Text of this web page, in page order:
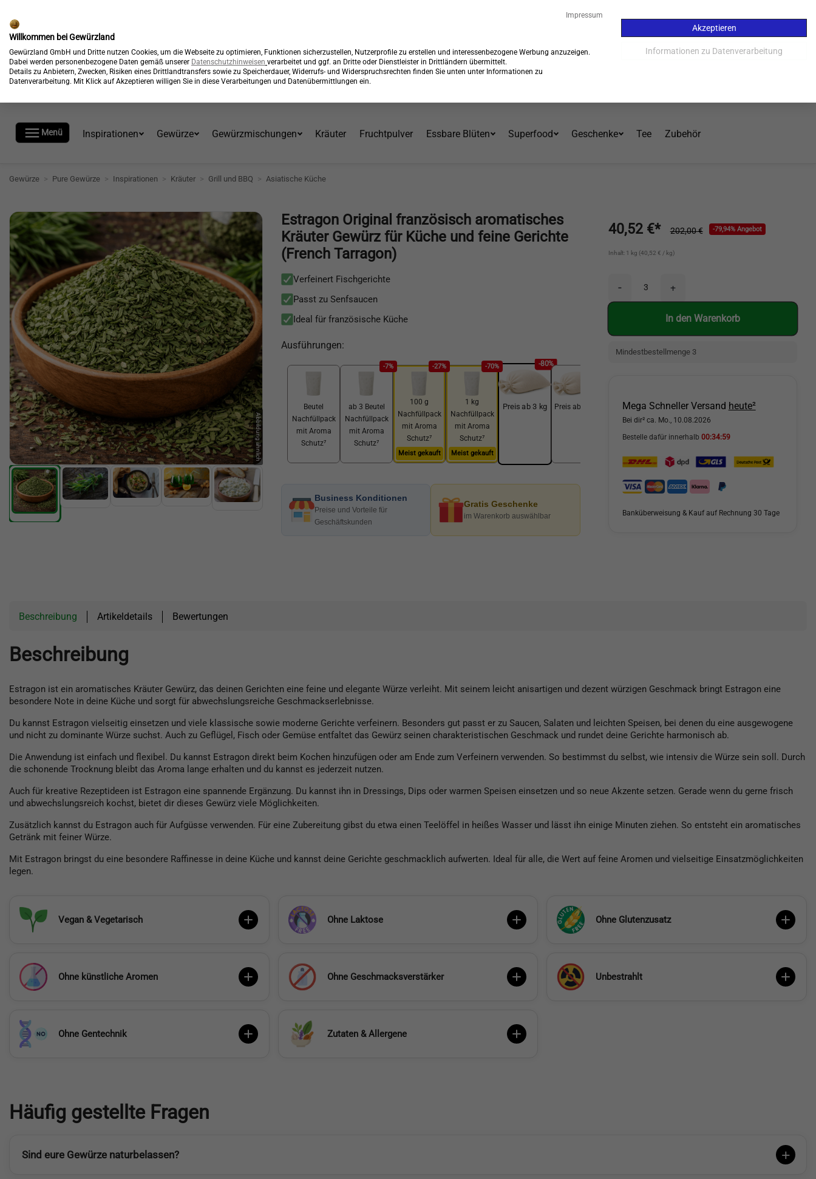
Kostenloser Versand* Kauf auf Rechnung - 30 Tage
 Menü Inspirationen Gewürze Gewürzmischungen Kräuter Fruchtpulver Essbare Blüten Superfood Geschenke Tee Zubehör
Gewürze > Pure Gewürze > Inspirationen > Kräuter > Grill und BBQ > Asiatische Küche
Estragon Original französisch aromatisches
Kräuter Gewürz für Küche und feine Gerichte
(French Tarragon)
Verfeinert Fischgerichte
Passt zu Senfsaucen
Ideal für französische Küche
Ausführungen:
Beutel
Nachfüllpack
mit Aroma
Schutz⁷
-7%
ab 3 Beutel
Nachfüllpack
mit Aroma
Schutz⁷
-27%
100 g
Nachfüllpack
mit Aroma
Schutz⁷
Meist gekauft
-70%
1 kg
Nachfüllpack
mit Aroma
Schutz⁷
Meist gekauft
-80%
Preis ab 3 kg Preis ab 25 kg
Business Konditionen
Preise und Vorteile für
Geschäftskunden
Gratis Geschenke
im Warenkorb auswählbar
40,52 €* 202,00 € -79,94% Angebot
Inhalt: 1 kg (40,52 € / kg)
- +
In den Warenkorb
Mindestbestellmenge 3
Mega Schneller Versand heute²
Bei dir² ca. Mo., 10.08.2026
Bestelle dafür innerhalb 00:34:57
Banküberweisung & Kauf auf Rechnung 30 Tage
Beschreibung Artikeldetails Bewertungen
Beschreibung
Estragon ist ein aromatisches Kräuter Gewürz, das deinen Gerichten eine feine und elegante Würze verleiht. Mit seinem leicht anisartigen und dezent würzigen Geschmack bringt Estragon eine
besondere Note in deine Küche und sorgt für abwechslungsreiche Geschmackserlebnisse.
Du kannst Estragon vielseitig einsetzen und viele klassische sowie moderne Gerichte verfeinern. Besonders gut passt er zu Saucen, Salaten und leichten Speisen, bei denen du eine ausgewogene
und nicht zu dominante Würze suchst. Auch zu Geflügel, Fisch oder Gemüse entfaltet das Gewürz seinen charakteristischen Geschmack und rundet deine Gerichte harmonisch ab.
Die Anwendung ist einfach und flexibel. Du kannst Estragon direkt beim Kochen hinzufügen oder am Ende zum Verfeinern verwenden. So bestimmst du selbst, wie intensiv die Würze sein soll. Durch
die schonende Trocknung bleibt das Aroma lange erhalten und du kannst es jederzeit nutzen.
Auch für kreative Rezeptideen ist Estragon eine spannende Ergänzung. Du kannst ihn in Dressings, Dips oder warmen Speisen einsetzen und so neue Akzente setzen. Gerade wenn du gerne frisch
und abwechslungsreich kochst, bietet dir dieses Gewürz viele Möglichkeiten.
Zusätzlich kannst du Estragon auch für Aufgüsse verwenden. Für eine Zubereitung gibst du etwa einen Teelöffel in heißes Wasser und lässt ihn einige Minuten ziehen. So entsteht ein aromatisches
Getränk mit feiner Würze.
Mit Estragon bringst du eine besondere Raffinesse in deine Küche und kannst deine Gerichte geschmacklich aufwerten. Ideal für alle, die Wert auf feine Aromen und vielseitige Einsatzmöglichkeiten
legen.
Vegan & Vegetarisch Ohne Laktose Ohne Glutenzusatz
Ohne künstliche Aromen Ohne Geschmacksverstärker Unbestrahlt
Ohne Gentechnik Zutaten & Allergene
Häufig gestellte Fragen
Sind eure Gewürze naturbelassen?
Impressum
Willkommen bei Gewürzland
Gewürzland GmbH und Dritte nutzen Cookies, um die Webseite zu optimieren, Funktionen sicherzustellen, Nutzerprofile zu erstellen und interessenbezogene Werbung anzuzeigen.
Dabei werden personenbezogene Daten gemäß unserer Datenschutzhinweisen verarbeitet und ggf. an Dritte oder Dienstleister in Drittländern übermittelt.
Details zu Anbietern, Zwecken, Risiken eines Drittlandtransfers sowie zu Speicherdauer, Widerrufs- und Widerspruchsrechten finden Sie unten unter Informationen zu
Datenverarbeitung. Mit Klick auf Akzeptieren willigen Sie in diese Verarbeitungen und Datenübermittlungen ein.
Akzeptieren
Informationen zu Datenverarbeitung